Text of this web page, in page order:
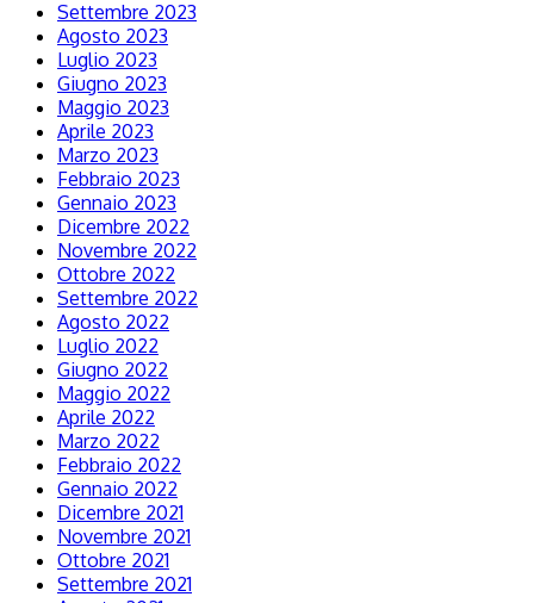
Settembre 2023
Agosto 2023
Luglio 2023
Giugno 2023
Maggio 2023
Aprile 2023
Marzo 2023
Febbraio 2023
Gennaio 2023
Dicembre 2022
Novembre 2022
Ottobre 2022
Settembre 2022
Agosto 2022
Luglio 2022
Giugno 2022
Maggio 2022
Aprile 2022
Marzo 2022
Febbraio 2022
Gennaio 2022
Dicembre 2021
Novembre 2021
Ottobre 2021
Settembre 2021